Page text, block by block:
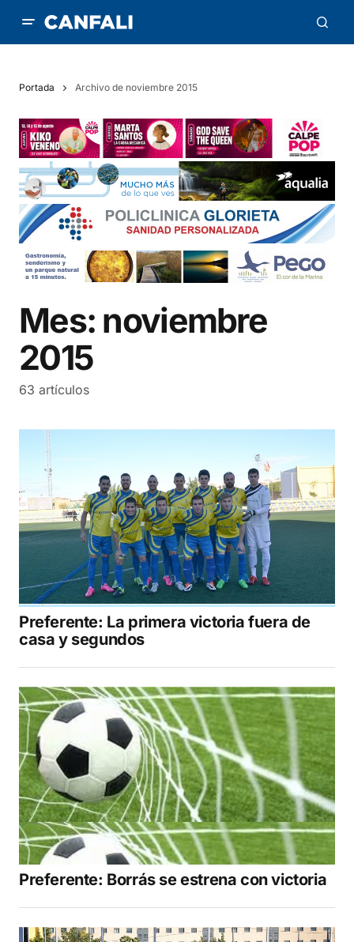
Portada Archivo de noviembre 2015
Mes: noviembre
2015
63 artículos
Preferente: La primera victoria fuera de
casa y segundos
Preferente: Borrás se estrena con victoria